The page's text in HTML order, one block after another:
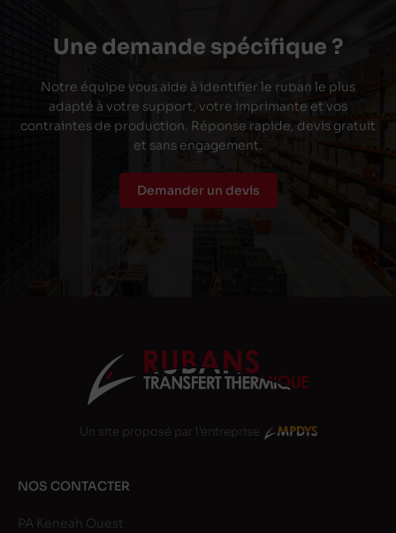
Une demande spécifique ?
Notre équipe vous aide à identifier le ruban le plus
adapté à votre support, votre imprimante et vos
contraintes de production. Réponse rapide, devis gratuit
et sans engagement.
Demander un devis
Un site proposé par l'entreprise
NOS CONTACTER
PA Keneah Ouest